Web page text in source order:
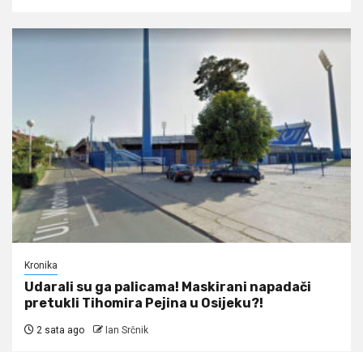
Kronika
Udarali su ga palicama! Maskirani napadači
pretukli Tihomira Pejina u Osijeku?!
2 sata ago Ian Srčnik